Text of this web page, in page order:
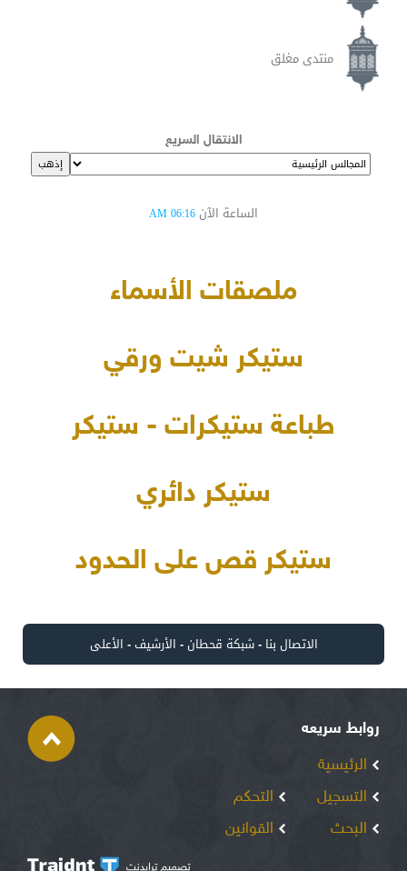
منتدى مغلق
الانتقال السريع
الساعة الآن 06:16 AM
ملصقات الأسماء
ستيكر شيت ورقي
طباعة ستيكرات - ستيكر
ستيكر دائري
ستيكر قص على الحدود
الاتصال بنا -شبكة قحطان- الأرشيف- الأعلى
روابط سريعه
الرئيسية
التسجيل
البحث
التحكم
القوانين